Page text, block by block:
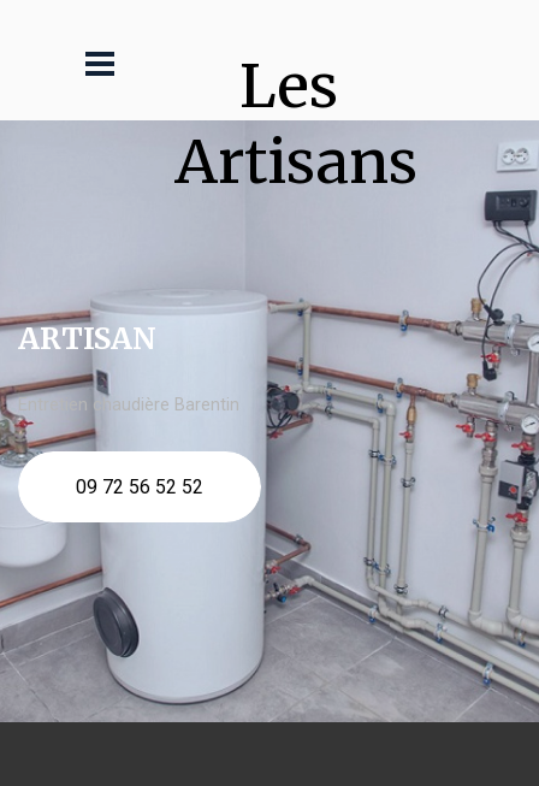
Les
Artisans
ARTISAN
Entretien chaudière Barentin
09 72 56 52 52